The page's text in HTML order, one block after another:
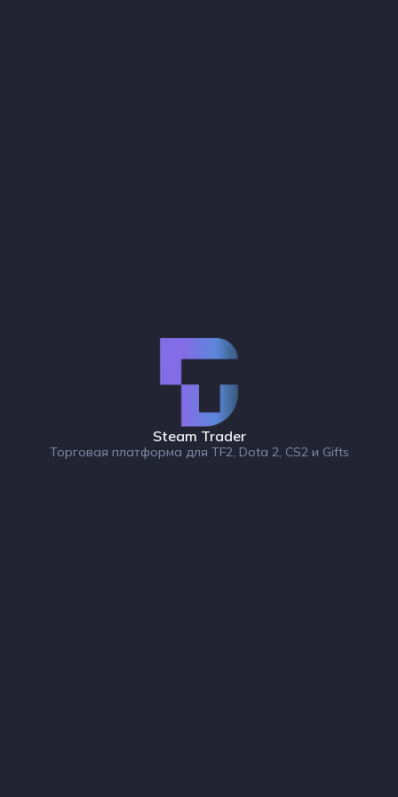
Steam Trader
Торговая платформа для TF2, Dota 2, CS2 и Gifts